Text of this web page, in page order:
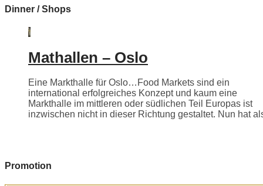
Dinner / Shops
Mathallen – Oslo
Eine Markthalle für Oslo…Food Markets sind ein
international erfolgreiches Konzept und kaum eine
Markthalle im mittleren oder südlichen Teil Europas ist
inzwischen nicht in dieser Richtung gestaltet. Nun hat
Promotion